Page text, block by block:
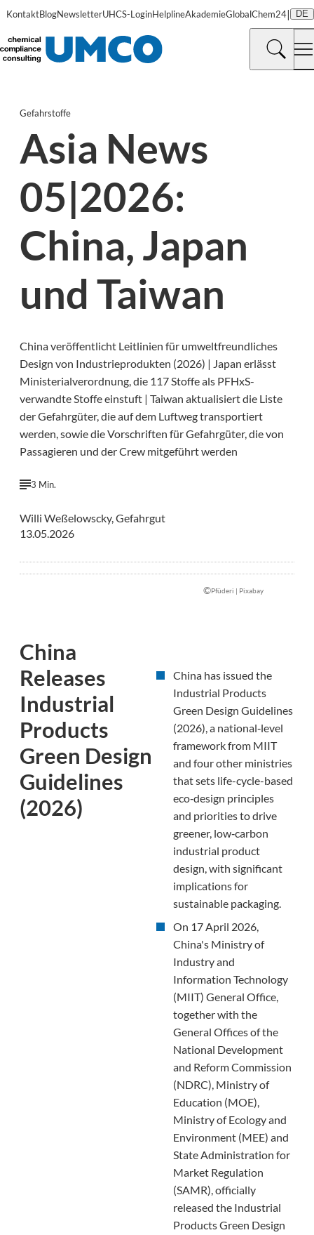
KontaktBlogNewsletterUHCS-LoginHelplineAkademieGlobalChem24| DE
Gefahrstoffe
Asia News
05|2026:
China, Japan
und Taiwan
China veröffentlicht Leitlinien für umweltfreundliches
Design von Industrieprodukten (2026) | Japan erlässt
Ministerialverordnung, die 117 Stoffe als PFHxS-
verwandte Stoffe einstuft | Taiwan aktualisiert die Liste
der Gefahrgüter, die auf dem Luftweg transportiert
werden, sowie die Vorschriften für Gefahrgüter, die von
Passagieren und der Crew mitgeführt werden
3 Min.
Willi Weßelowscky, Gefahrgut
13.05.2026
©Pfüderi | Pixabay
China
Releases
Industrial
Products
Green Design
Guidelines
(2026)
China has issued the
Industrial Products
Green Design Guidelines
(2026), a national‑level
framework from MIIT
and four other ministries
that sets life-cycle-based
eco‑design principles
and priorities to drive
greener, low‑carbon
industrial product
design, with significant
implications for
sustainable packaging.
On 17 April 2026,
China's Ministry of
Industry and
Information Technology
(MIIT) General Office,
together with the
General Offices of the
National Development
and Reform Commission
(NDRC), Ministry of
Education (MOE),
Ministry of Ecology and
Environment (MEE) and
State Administration for
Market Regulation
(SAMR), officially
released the Industrial
Products Green Design